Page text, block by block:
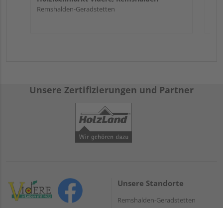
Remshalden-Geradstetten
Unsere Zertifizierungen und Partner
Unsere Standorte
Remshalden-Geradstetten